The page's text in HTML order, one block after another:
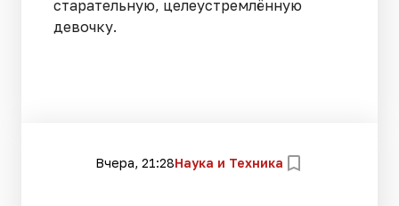
старательную, целеустремлённую
девочку.
Вчера, 21:28Наука и Техника